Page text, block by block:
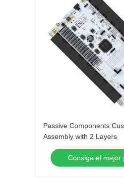
Passive Components
Assembly with 2 Layers
Consiga el mejor